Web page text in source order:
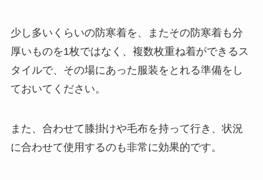
少し多いくらいの防寒着を、またその防寒着も分
厚いものを1枚ではなく、複数枚重ね着ができるス
タイルで、その場にあった服装をとれる準備をし
ておいてください。
また、合わせて膝掛けや毛布を持って行き、状況
に合わせて使用するのも非常に効果的です。